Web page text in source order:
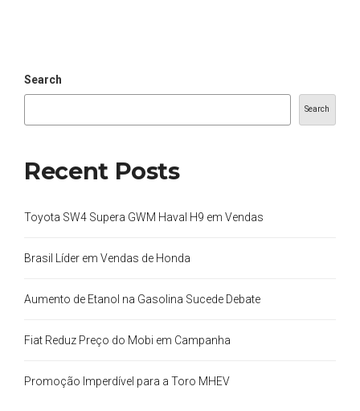
Search
Search
Recent Posts
Toyota SW4 Supera GWM Haval H9 em Vendas
Brasil Líder em Vendas de Honda
Aumento de Etanol na Gasolina Sucede Debate
Fiat Reduz Preço do Mobi em Campanha
Promoção Imperdível para a Toro MHEV